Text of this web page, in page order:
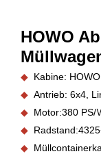
HOWO
◆ Kabine:
◆ Antrieb: 6x4,
◆ Motor:380 PS/
◆ Radstand:
◆